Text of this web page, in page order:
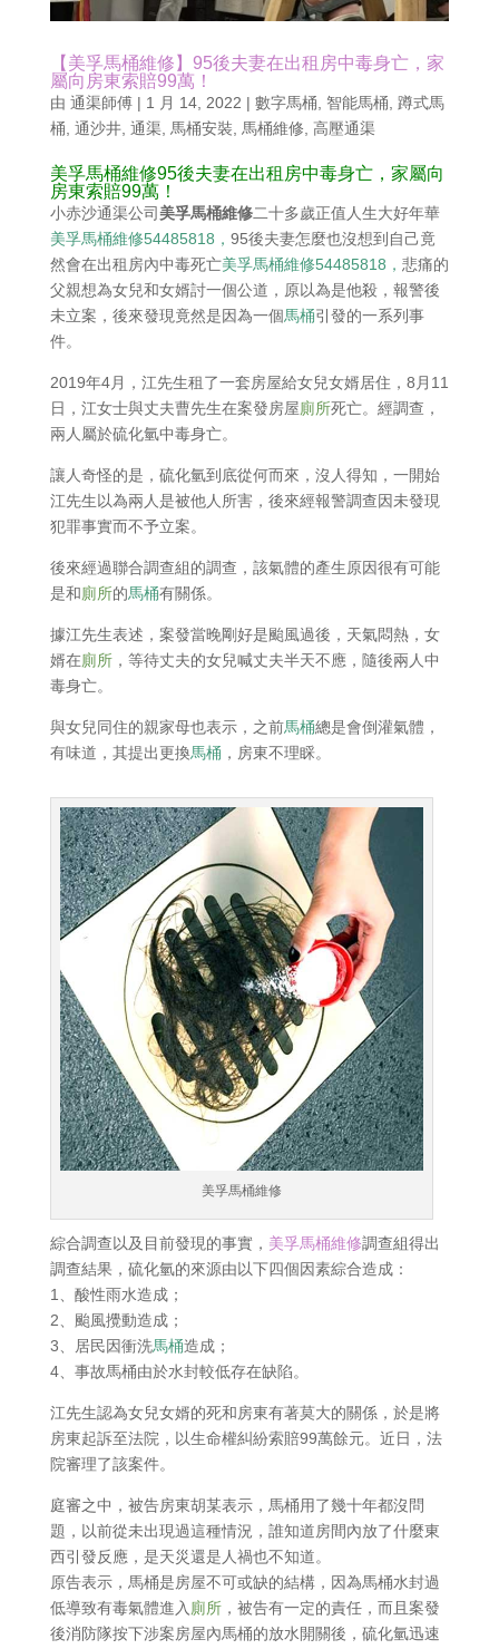
【美孚馬桶維修】95後夫妻在出租房中毒身亡，家
屬向房東索賠99萬！
由 通渠師傅| 1 月 14, 2022 | 數字馬桶 智能馬桶 蹲式馬
桶 通沙井, 通渠, 馬桶安裝 馬桶維修 高壓通渠
美孚馬桶維修95後夫妻在出租房中毒身亡，家屬向
房東索賠99萬！
小赤沙通渠公司美孚馬桶維修二十多歲正值人生大好年華
美孚馬桶維修54485818， 95後夫妻怎麼也沒想到自己竟
然會在出租房內中毒死亡美孚馬桶維修54485818， 悲痛的
父親想為女兒和女婿討一個公道，原以為是他殺，報警後
未立案，後來發現竟然是因為一個馬桶引發的一系列事
件。
2019年4月，江先生租了一套房屋給女兒女婿居住，8月11
日，江女士與丈夫曹先生在案發房屋廁所死亡。經調查，
兩人屬於硫化氫中毒身亡。
讓人奇怪的是，硫化氫到底從何而來，沒人得知，一開始
江先生以為兩人是被他人所害，後來經報警調查因未發現
犯罪事實而不予立案。
後來經過聯合調查組的調查，該氣體的產生原因很有可能
是和廁所的馬桶有關係。
據江先生表述，案發當晚剛好是颱風過後，天氣悶熱，女
婿在廁所，等待丈夫的女兒喊丈夫半天不應，隨後兩人中
毒身亡。
與女兒同住的親家母也表示，之前馬桶總是會倒灌氣體，
有味道，其提出更換馬桶 ，房東不理睬。
美孚馬桶維修
綜合調查以及目前發現的事實， 美孚馬桶維修調查組得出
調查結果，硫化氫的來源由以下四個因素綜合造成：
1、酸性雨水造成；
2、颱風攪動造成；
3、居民因衝洗馬桶造成；
4、事故馬桶由於水封較低存在缺陷。
江先生認為女兒女婿的死和房東有著莫大的關係，於是將
房東起訴至法院，以生命權糾紛索賠99萬餘元。近日，法
院審理了該案件。
庭審之中，被告房東胡某表示，馬桶用了幾十年都沒問
題，以前從未出現過這種情況，誰知道房間內放了什麼東
西引發反應，是天災還是人禍也不知道。
原告表示，馬桶是房屋不可或缺的結構，因為馬桶水封過
低導致有毒氣體進入 廁所，被告有一定的責任，而且案發
後消防隊按下涉案房屋內馬桶的放水開關後，硫化氫迅速